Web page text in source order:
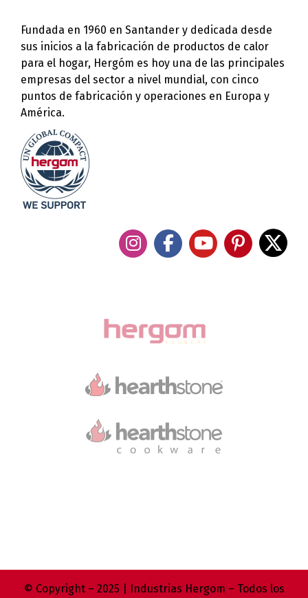
Fundada en 1960 en Santander y dedicada desde
sus inicios a la fabricación de productos de calor
para el hogar, Hergóm es hoy una de las principales
empresas del sector a nivel mundial, con cinco
puntos de fabricación y operaciones en Europa y
América.
© Copyright – 2025 | Industrias Hergom – Todos los